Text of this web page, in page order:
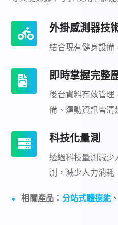
外掛感測器技
結合現有健身設備
即時掌握完整
後台資料有效管理
備、運動資訊皆清
科技化量測
透過科技量測減少
測，減少人力消耗
相關產品：分站式體適能